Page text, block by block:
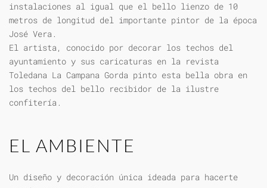
instalaciones al igual que el bello lienzo de 10
metros de longitud del importante pintor de la época
José Vera.
El artista, conocido por decorar los techos del
ayuntamiento y sus caricaturas en la revista
Toledana La Campana Gorda pinto esta bella obra en
los techos del bello recibidor de la ilustre
confitería.
EL AMBIENTE
Un diseño y decoración única ideada para hacerte